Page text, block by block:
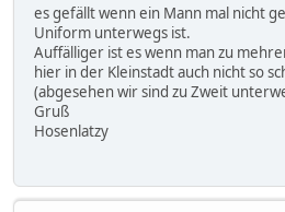
es gefällt wenn ein Mann mal nicht
Uniform unterwegs ist.
Auffälliger ist es wenn man zu
hier in der Kleinstadt auch nicht so
(abgesehen wir sind zu Zweit
Gruß
Hosenlatzy